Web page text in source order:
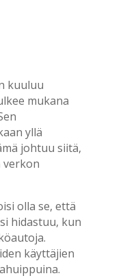
kuuluu
mukana
yllä
johtuu siitä,
verkon
olla se, että
hidastuu, kun
käyttäjien